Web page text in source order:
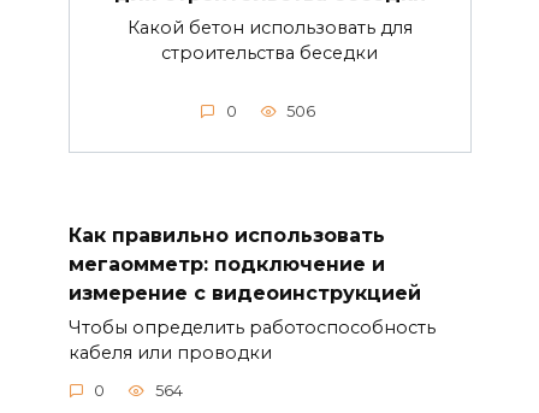
Какой бетон использовать для
строительства беседки
0 506
Как правильно использовать
мегаомметр: подключение и
измерение с видеоинструкцией
Чтобы определить работоспособность
кабеля или проводки
0 564